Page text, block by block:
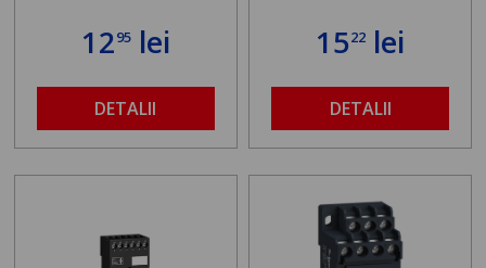
1295lei
DETALII
1522 lei
DETALII